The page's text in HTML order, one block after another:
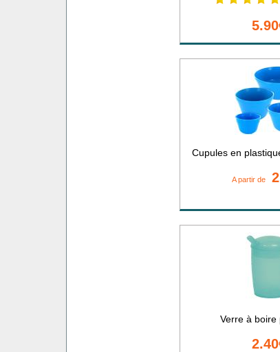
Cupules en
A partir de
Verre à boire